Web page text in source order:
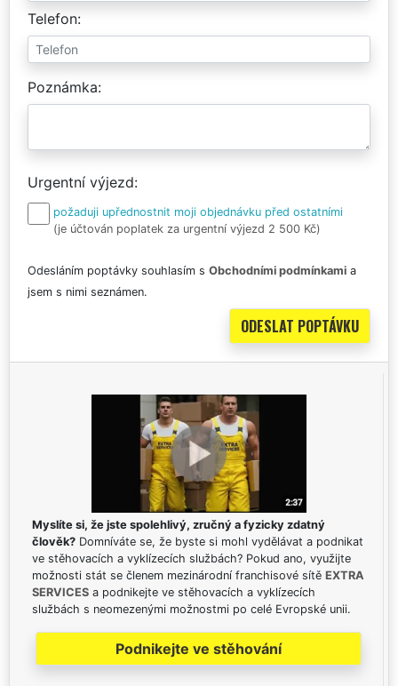
Telefon
Poznámka
Urgentní výjezd
požaduji upřednostnit moji objednávku před ostatními
(je účtován poplatek za urgentní výjezd 2 500 Kč)
Odesláním poptávky souhlasím s Obchodními podmínkami a
jsem s nimi seznámen.
Myslíte si, že jste spolehlivý, zručný a fyzicky zdatný
člověk? Domníváte se, že byste si mohl vydělávat a podnikat
ve stěhovacích a vyklízecích službách? Pokud ano, využijte
možnosti stát se členem mezinárodní franchisové sítě EXTRA
SERVICES a podnikejte ve stěhovacích a vyklízecích
službách s neomezenými možnostmi po celé Evropské unii.
Podnikejte ve stěhování